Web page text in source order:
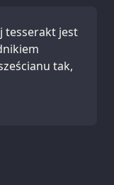
tesserakt jest
tak,